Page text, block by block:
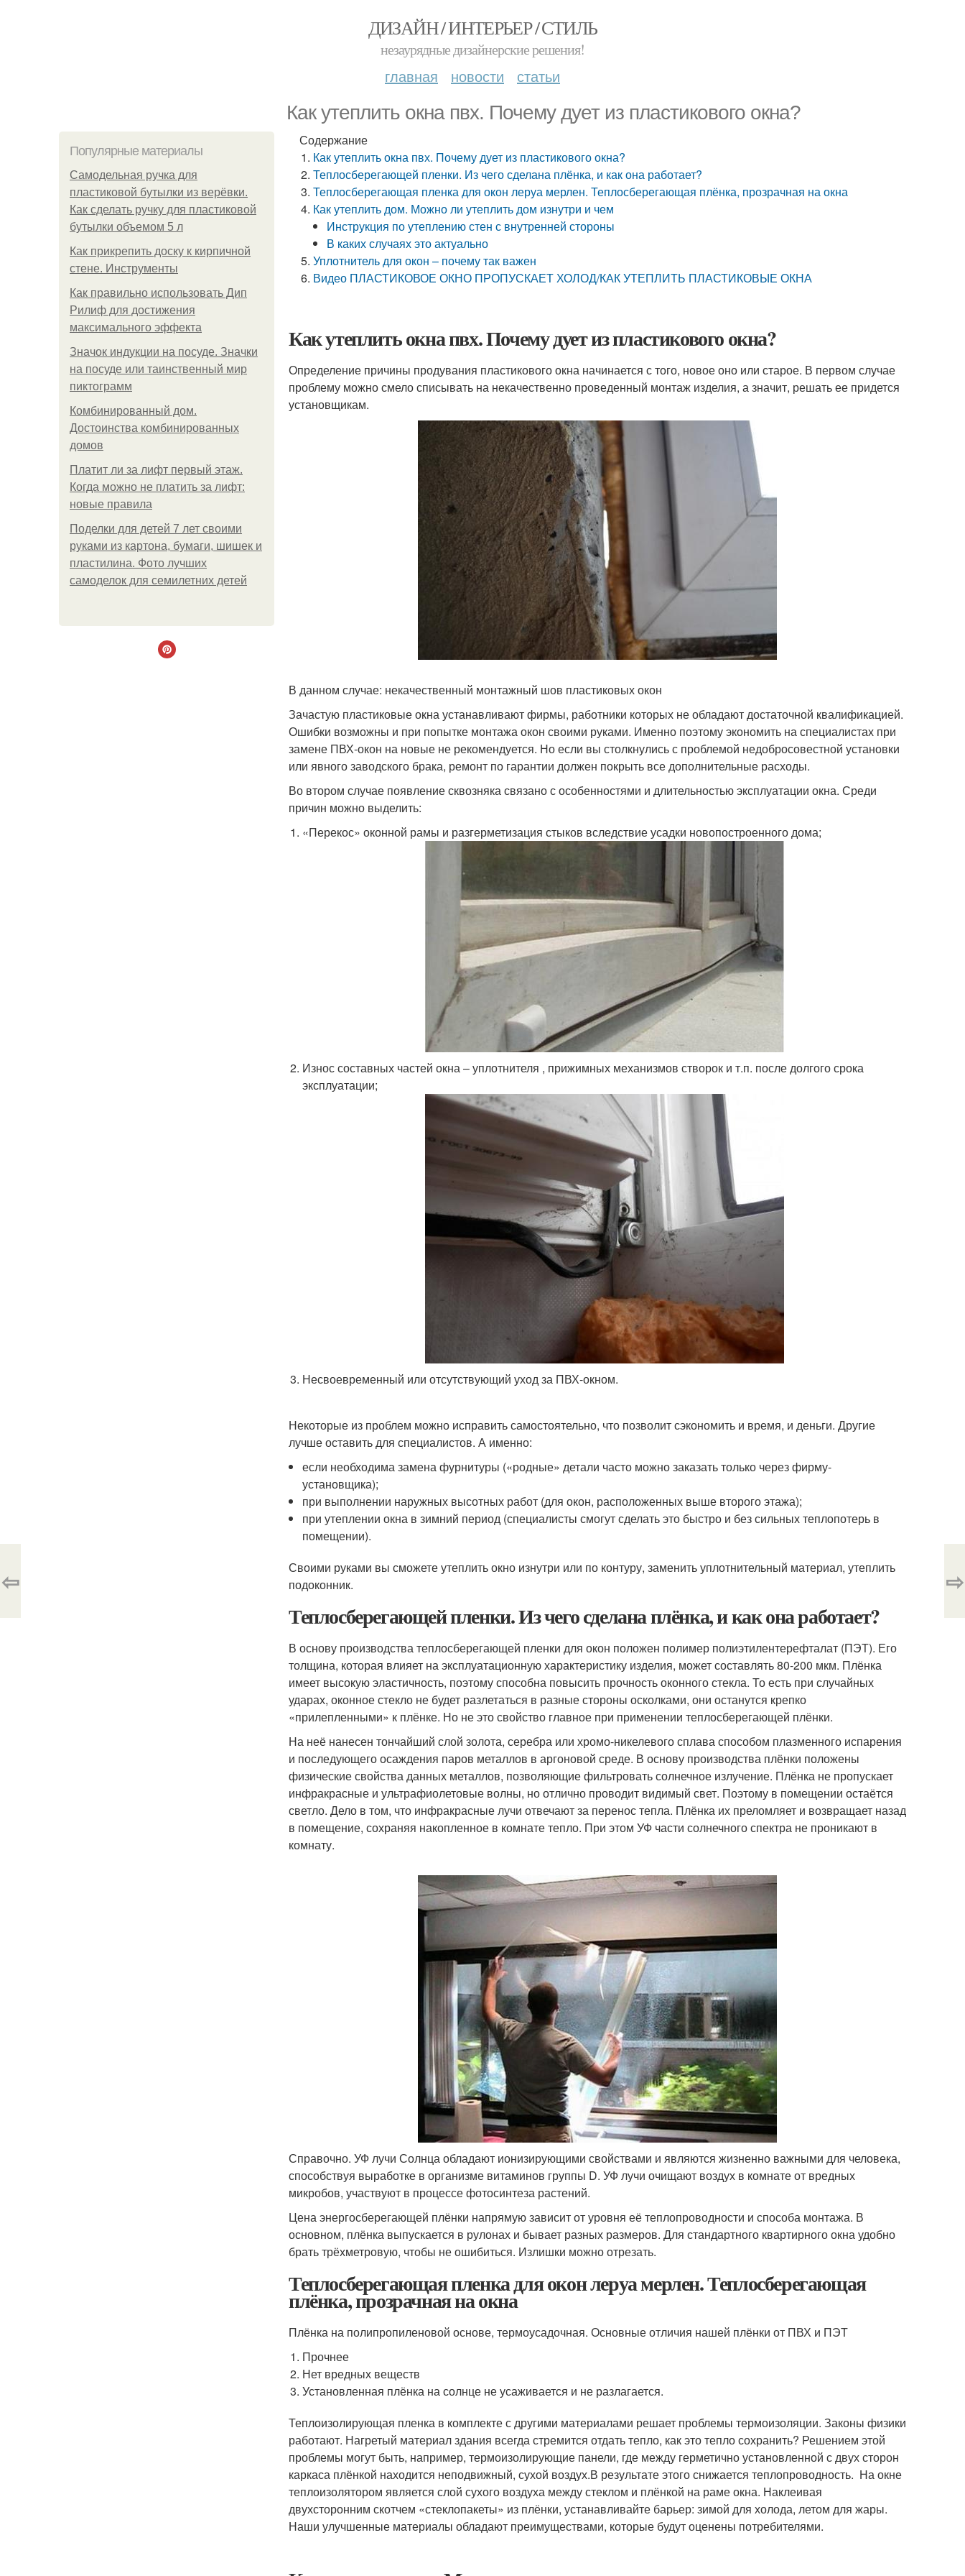
ДИЗАЙН / ИНТЕРЬЕР / СТИЛЬ
незаурядные дизайнерские решения!
главная новости статьи
Как утеплить окна пвх. Почему дует из пластикового окна?
Популярные материалы
Самодельная ручка для
пластиковой бутылки из верёвки.
Как сделать ручку для пластиковой
бутылки объемом 5 л
Как прикрепить доску к кирпичной
стене. Инструменты
Как правильно использовать Дип
Рилиф для достижения
максимального эффекта
Значок индукции на посуде. Значки
на посуде или таинственный мир
пиктограмм
Комбинированный дом.
Достоинства комбинированных
домов
Платит ли за лифт первый этаж.
Когда можно не платить за лифт:
новые правила
Поделки для детей 7 лет своими
руками из картона, бумаги, шишек и
пластилина. Фото лучших
самоделок для семилетних детей
Содержание
Как утеплить окна пвх. Почему дует из пластикового окна?
Теплосберегающей пленки. Из чего сделана плёнка, и как она работает?
Теплосберегающая пленка для окон леруа мерлен. Теплосберегающая плёнка, прозрачная на окна
Как утеплить дом. Можно ли утеплить дом изнутри и чем
Инструкция по утеплению стен с внутренней стороны
В каких случаях это актуально
Уплотнитель для окон – почему так важен
Видео ПЛАСТИКОВОЕ ОКНО ПРОПУСКАЕТ ХОЛОД/КАК УТЕПЛИТЬ ПЛАСТИКОВЫЕ ОКНА
Как утеплить окна пвх. Почему дует из пластикового окна?
Определение причины продувания пластикового окна начинается с того, новое оно или старое. В первом случае
проблему можно смело списывать на некачественно проведенный монтаж изделия, а значит, решать ее придется
установщикам.
В данном случае: некачественный монтажный шов пластиковых окон
Зачастую пластиковые окна устанавливают фирмы, работники которых не обладают достаточной квалификацией.
Ошибки возможны и при попытке монтажа окон своими руками. Именно поэтому экономить на специалистах при
замене ПВХ-окон на новые не рекомендуется. Но если вы столкнулись с проблемой недобросовестной установки
или явного заводского брака, ремонт по гарантии должен покрыть все дополнительные расходы.
Во втором случае появление сквозняка связано с особенностями и длительностью эксплуатации окна. Среди
причин можно выделить:
«Перекос» оконной рамы и разгерметизация стыков вследствие усадки новопостроенного дома;
Износ составных частей окна – уплотнителя , прижимных механизмов створок и т.п. после долгого срока
эксплуатации;
Несвоевременный или отсутствующий уход за ПВХ-окном.
Некоторые из проблем можно исправить самостоятельно, что позволит сэкономить и время, и деньги. Другие
лучше оставить для специалистов. А именно:
если необходима замена фурнитуры («родные» детали часто можно заказать только через фирму-
установщика);
при выполнении наружных высотных работ (для окон, расположенных выше второго этажа);
при утеплении окна в зимний период (специалисты смогут сделать это быстро и без сильных теплопотерь в
помещении).
Своими руками вы сможете утеплить окно изнутри или по контуру, заменить уплотнительный материал, утеплить
подоконник.
Теплосберегающей пленки. Из чего сделана плёнка, и как она работает?
В основу производства теплосберегающей пленки для окон положен полимер полиэтилентерефталат (ПЭТ). Его
толщина, которая влияет на эксплуатационную характеристику изделия, может составлять 80-200 мкм. Плёнка
имеет высокую эластичность, поэтому способна повысить прочность оконного стекла. То есть при случайных
ударах, оконное стекло не будет разлетаться в разные стороны осколками, они останутся крепко
«прилепленными» к плёнке. Но не это свойство главное при применении теплосберегающей плёнки.
На неё нанесен тончайший слой золота, серебра или хромо-никелевого сплава способом плазменного испарения
и последующего осаждения паров металлов в аргоновой среде. В основу производства плёнки положены
физические свойства данных металлов, позволяющие фильтровать солнечное излучение. Плёнка не пропускает
инфракрасные и ультрафиолетовые волны, но отлично проводит видимый свет. Поэтому в помещении остаётся
светло. Дело в том, что инфракрасные лучи отвечают за перенос тепла. Плёнка их преломляет и возвращает назад
в помещение, сохраняя накопленное в комнате тепло. При этом УФ части солнечного спектра не проникают в
комнату.
Справочно. УФ лучи Солнца обладают ионизирующими свойствами и являются жизненно важными для человека,
способствуя выработке в организме витаминов группы D. УФ лучи очищают воздух в комнате от вредных
микробов, участвуют в процессе фотосинтеза растений.
Цена энергосберегающей плёнки напрямую зависит от уровня её теплопроводности и способа монтажа. В
основном, плёнка выпускается в рулонах и бывает разных размеров. Для стандартного квартирного окна удобно
брать трёхметровую, чтобы не ошибиться. Излишки можно отрезать.
Теплосберегающая пленка для окон леруа мерлен. Теплосберегающая
плёнка, прозрачная на окна
Плёнка на полипропиленовой основе, термоусадочная. Основные отличия нашей плёнки от ПВХ и ПЭТ
Прочнее
Нет вредных веществ
Установленная плёнка на солнце не усаживается и не разлагается.
Теплоизолирующая пленка в комплекте с другими материалами решает проблемы термоизоляции. Законы физики
работают. Нагретый материал здания всегда стремится отдать тепло, как это тепло сохранить? Решением этой
проблемы могут быть, например, термоизолирующие панели, где между герметично установленной с двух сторон
каркаса плёнкой находится неподвижный, сухой воздух.В результате этого снижается теплопроводность. На окне
теплоизолятором является слой сухого воздуха между стеклом и плёнкой на раме окна. Наклеивая
двухсторонним скотчем «стеклопакеты» из плёнки, устанавливайте барьер: зимой для холода, летом для жары.
Наши улучшенные материалы обладают преимуществами, которые будут оценены потребителями.
⇦ ⇨